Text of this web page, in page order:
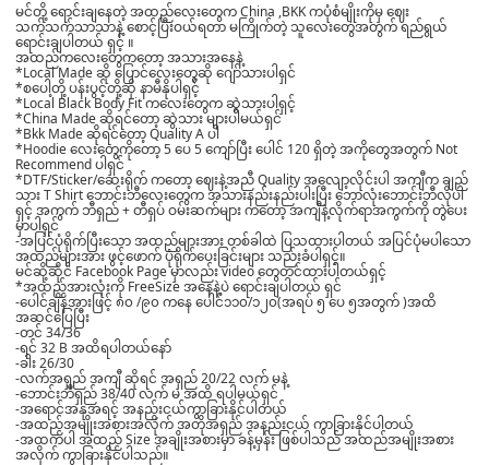
မင်တို့ ရောင်းချနေတဲ့ အထည်လေးတွေက China ,BKK ကပုံစံမျိုးကိုမှ ဈေး
သက်သက်သာသာနဲ့ စောင့်ပြီးဝယ်ရတာ မကြိုက်တဲ့ သူလေးတွေအတွက် ရည်ရွယ်
ရောင်းချပါတယ် ရှင့် ။
အထည်ကလေးတွေကတော့ အသားအနေနဲ့
*Local Made ဆို ပြောင်လေးတွေဆို ဂျော်သားပါရှင်
*စပေါ့တို့ ပန်းပွင့်တို့ဆို နာမီနိုပါရှင့်
*Local Black Body Fit ကလေးတွေက ဆွဲသားပါရှင့်
*China Made ဆိုရင်တော့ ဆွဲသား များပါမယ်ရှင်
*Bkk Made ဆိုရင်တော့ Quality A ပါ
*Hoodie လေးတွေကိုတော့ 5 ပေ 5 ကျော်ပြီး ပေါင် 120 ရှိတဲ့ အကိုတွေအတွက် Not
Recommend ပါရှင်
*DTF/Sticker/ဆေးရိုက် ကတော့ ဈေးနဲ့အညီ Quality အလျော့လိုင်းပါ အကျီက ချည်
သား T Shirt ဘောင်းဘီလေးတွေက အသားနည်းနည်းပါးပြီး ဘောလုံးဘောင်းဘီလိုပါ
ရှင့် အကွက် ဘီရှည် + တီရှပ် ဝမ်းဆက်များ ကတော့ အကျီနဲ့လိုက်ရာအကွက်ကို တွဲပေး
မှာပါရှင်
-အပြင်ပုံရိုက်ပြီးသော အထည်များအား တစ်ခါထဲ ပြသထားပါတယ် အပြင်ပုံမပါသော
အထည်များအား ဖွင့်ဖောက် ပုံရိုက်ပေးခြင်းများ သည်းခံပါရှင့်။
မင်ဆို့ဆိုင် Facebook Page မှာလည်း video တွေတင်ထားပါတယ်ရှင့်
*အထည်အားလုံးကို FreeSize အနေနဲ့ပဲ ရောင်းချပါတယ် ရှင်
-ပေါင်ချိန်အားဖြင့် ၈၀ /၉၀ ကနေ ပေါင်၁၁၀/၁၂၀(အရပ် ၅ ပေ ၅အတွက် )အထိ
အဆင်ပြေပြီး
-တင် 34/36
-ရင် 32 B အထိရပါတယ်နော်
-ခါး 26/30
-လက်အရှည် အကျီ ဆိုရင် အရှည် 20/22 လက် မနဲ့
-ဘောင်းဘီရှည် 38/40 လက် မ အထိ ရပါမယ်ရှင်
-အရောင်အနုအရင့် အနည်းငယ်ကွာခြားနိုင်ပါတယ်
-အထည်အမျိုးအစားအလိုက် အတိုအရှည် အနည်းငယ် ကွာခြားနိုင်ပါတယ်
-အထက်ပါ အထည် Size အချိုးအစားမှာ ခန့်မှန်း ဖြစ်ပါသည် အထည်အမျိုးအစား
အလိုက် ကွာခြားနိုင်ပါသည်။